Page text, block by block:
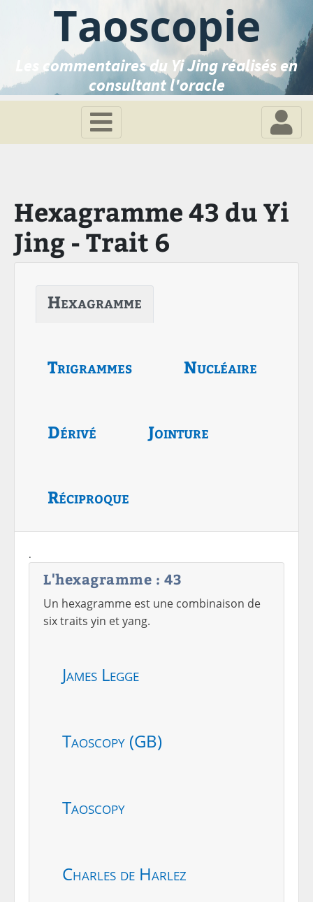
Taoscopie
Les commentaires du Yi Jing réalisés en
consultant l'oracle
Hexagramme 43 du Yi
Jing - Trait 6
Hexagramme
Trigrammes Nucléaire
Dérivé Jointure
Réciproque
.
L'hexagramme : 43
Un hexagramme est une combinaison de
six traits yin et yang.
James Legge
Taoscopy (GB)
Taoscopy
Charles de Harlez